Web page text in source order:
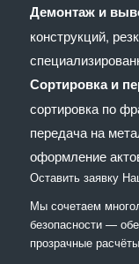
Демонтаж и
конструкций,
Сортировка и
сортировка по
передача на
оформление
Оставить заявку
Мы сочетaем
безопасности —
прозрачные